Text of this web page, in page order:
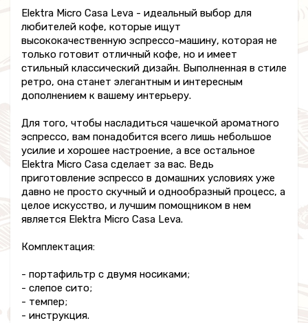
Elektra Micro Casa Leva - идеальный выбор для
любителей кофе, которые ищут
высококачественную эспрессо-машину, которая не
только готовит отличный кофе, но и имеет
стильный классический дизайн. Выполненная в стиле
ретро, она станет элегантным и интересным
дополнением к вашему интерьеру.
Для того, чтобы насладиться чашечкой ароматного
эспрессо, вам понадобится всего лишь небольшое
усилие и хорошее настроение, а все остальное
Elektra Micro Casa сделает за вас. Ведь
приготовление эспрессо в домашних условиях уже
давно не просто скучный и однообразный процесс, а
целое искусство, и лучшим помощником в нем
является Elektra Micro Casa Leva.
Комплектация:
- портафильтр с двумя носиками;
- слепое сито;
- темпер;
- инструкция.